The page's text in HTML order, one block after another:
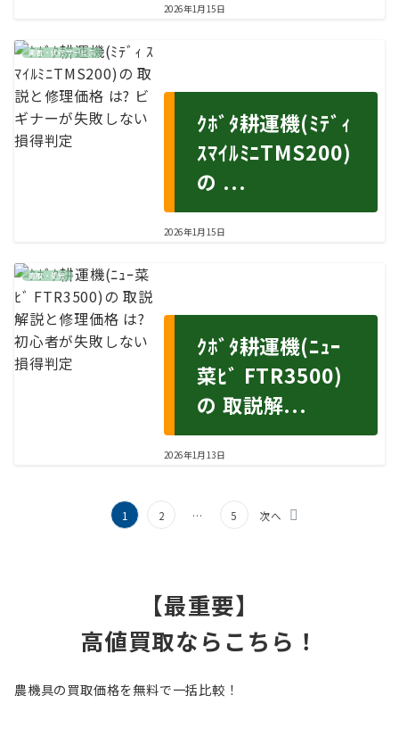
2026年1月15日
業者・代行サービス
ｸﾎﾞﾀ耕運機(ﾐﾃﾞｨ
ｽﾏｲﾙﾐﾆTMS200)
の ...
2026年1月15日
買取・処分
ｸﾎﾞﾀ耕運機(ﾆｭｰ
菜ﾋﾞ FTR3500)
の 取説解...
2026年1月13日
ー
1 2 … 5 次へ
【最重要】
高値買取ならこちら！
農機具の買取価格を無料で一括比較！